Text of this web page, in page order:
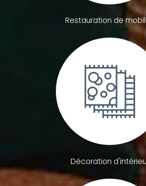
Restauration de
Décoration